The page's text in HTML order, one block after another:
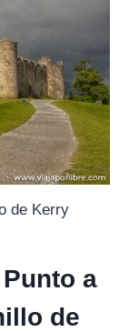
de Kerry
a
de